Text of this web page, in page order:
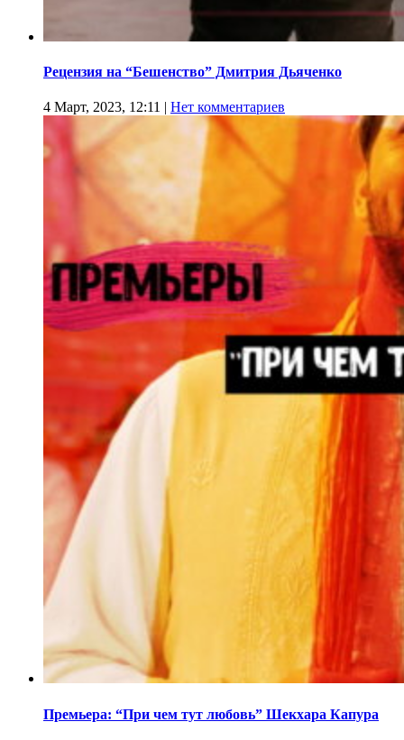
Рецензия на “Бешенство” Дмитрия Дьяченко
4 Март, 2023, 12:11 | Нет комментариев
Премьера: “При чем тут любовь” Шекхара Капура